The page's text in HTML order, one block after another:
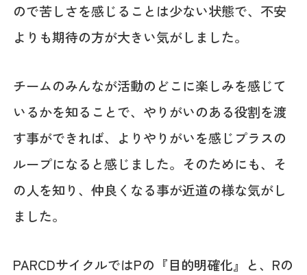
ので苦しさを感じることは少ない状態で、不安
よりも期待の方が大きい気がしました。
チームのみんなが活動のどこに楽しみを感じて
いるかを知ることで、やりがいのある役割を渡
す事ができれば、よりやりがいを感じプラスの
ループになると感じました。そのためにも、そ
の人を知り、仲良くなる事が近道の様な気がし
ました。
PARCDサイクルではPの『目的明確化』と、Rの